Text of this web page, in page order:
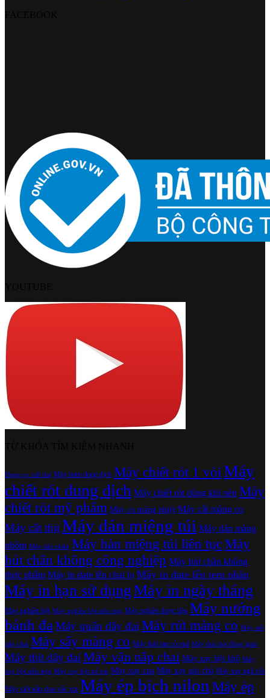
Dụng cụ xiết đai Máy bơm dung dịch Máy chiết rót 1 vòiMáy
chiết rót dung dịch Máy chiết rót dùng khí nén Máy
chiết rót mỹ phẩm Máy co màng nhiệt Máy cắt màng co
Máy cắt thịtMáy dán miệng túi Máy dán màng
nhôm Máy dán nhãn Máy hàn miệng túi liên tụcMáy
hút chân không công nghiệp Máy hút chân không
thực phẩm Máy in date lên chai lọ Máy in date lên tem nhãn
Máy in hạn sử dụngMáy in ngày tháng
Máy nghiền bột Máy nghiền bột siêu mịn Máy nghiền dược liệu Máy nướng
bánh đa Máy quấn dây đai Máy rút màng co Máy siết
nắp chai Máy sấy màng co Máy thái rau củ quả Máy thái thịt đông lạnh
Máy thít dây đai Máy vặn nắp chai Máy xay bột khô Máy
xay bột siêu mịn Máy xay bột trẻ em Máy xay cua Máy xay giò chả Máy xay ngũ cốc
Máy xiết nắp chai vắc xin Máy ép bịch nilon Máy ép